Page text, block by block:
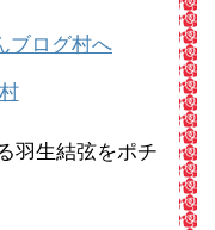
羽生結弦をポチ